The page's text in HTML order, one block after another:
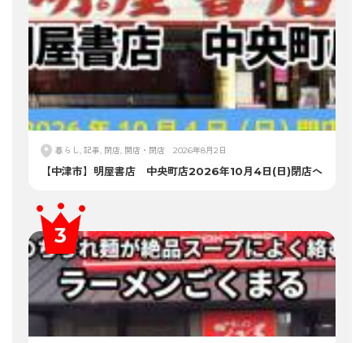
暮らし, 記事, 閉店, 開店・閉店 2026年8月2日
【中津市】明屋書店 中央町店2026年10月4日(日)閉店へ